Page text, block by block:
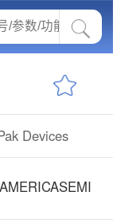
Devices
AMERICASEMI